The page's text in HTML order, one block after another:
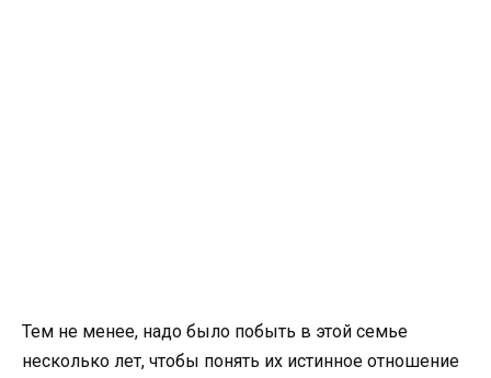
Тем не менее, надо было побыть в этой семье
несколько лет, чтобы понять их истинное отношение